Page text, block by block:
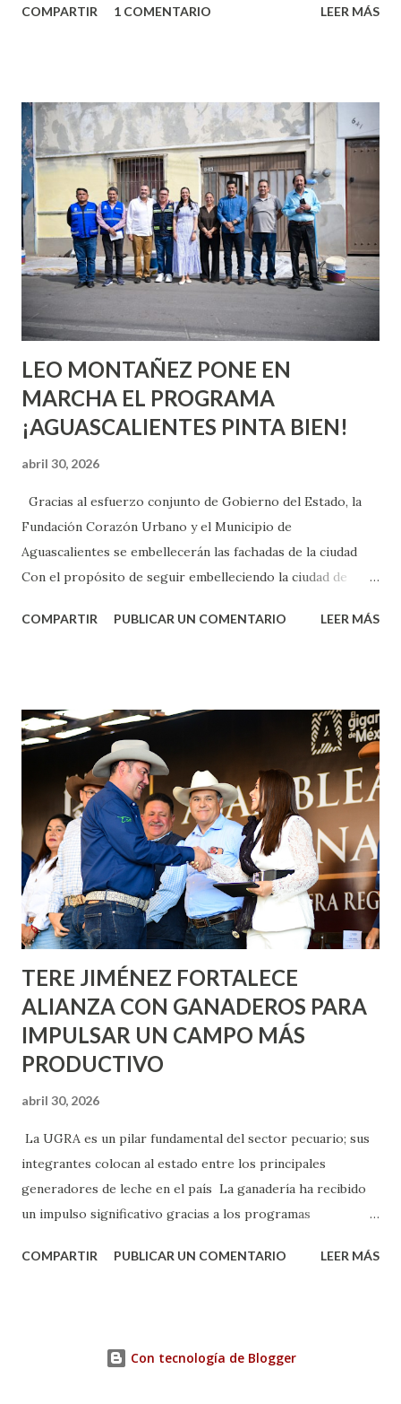
partes de ti que jamás hubieras imaginado. El problema es
conoces ni la mitad de lo que deberías saber. Pero incluso
quienes ya han tenido relaciones sexuales no son expertos
o expertas en el tema. Siempre hay algo nuevo que
aprender y nuevas experiencias que conocer. Si eres una
chica y aún no has tenido relaciones sexuales, tal vez
pienses que el sexo será increíble y no puedas esperar para
experimentarlo, pero como cualquier persona con
experiencia te dirá, siempre es mejor cuando ambas partes
son suficientemen...
COMPARTIR 1 COMENTARIO LEER MÁS
LEO MONTAÑEZ PONE EN
MARCHA EL PROGRAMA
¡AGUASCALIENTES PINTA BIEN!
abril 30, 2026
Gracias al esfuerzo conjunto de Gobierno del Estado, la
Fundación Corazón Urbano y el Municipio de
Aguascalientes se embellecerán las fachadas de la ciudad
Con el propósito de seguir embelleciendo la ciudad de
municipal, Leo Montañez dio inicio al programa
Corazón Urbano y el Municipio capital. Leo Montañez
informó que en este programa se usarán cerca de 90 mil
metros cuadrados de pintura, para dar inicio en la calle
Nieto, entre Jesús F. Elizondo y la calle 22 de Octubre, con
lo que se aplicará pintura en 66 casas. Posteriormente se
llevará este programa a Villas de Nuestra Señora de la
Asunción, Avenida Alameda y Decreto 27 de Septiembre, en
los edificios FOVISSSTE Ojo de Agua, en la comunidad
Norias de Paso Hondo y en los edificios de...
COMPARTIR PUBLICAR UN COMENTARIO LEER MÁS
TERE JIMÉNEZ FORTALECE
ALIANZA CON GANADEROS PARA
IMPULSAR UN CAMPO MÁS
PRODUCTIVO
abril 30, 2026
La UGRA es un pilar fundamental del sector pecuario; sus
integrantes colocan al estado entre los principales
generadores de leche en el país La ganadería ha recibido
un impulso significativo gracias a los programas
muestra de su respaldo firme y decidido al campo, la
compromiso de trabajar de la mano con los productores
COMPARTIR PUBLICAR UN COMENTARIO LEER MÁS
Con tecnología de Blogger